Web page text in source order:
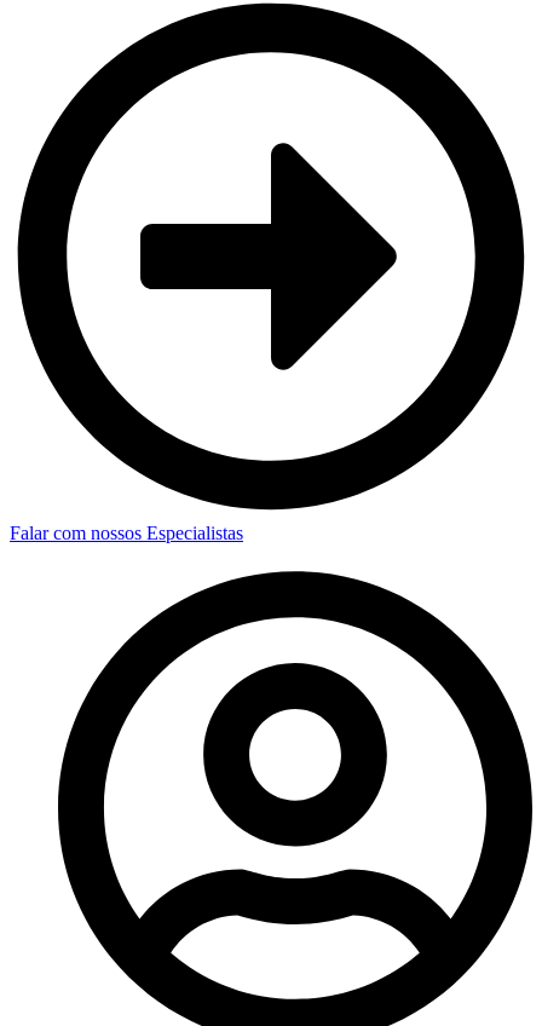
Falar com nossos Especialistas